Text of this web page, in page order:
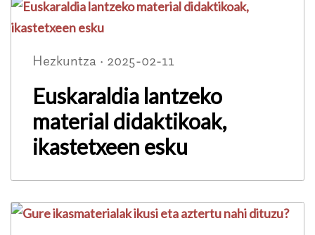
Hezkuntza · 2025-02-11
Euskaraldia lantzeko
material didaktikoak,
ikastetxeen esku